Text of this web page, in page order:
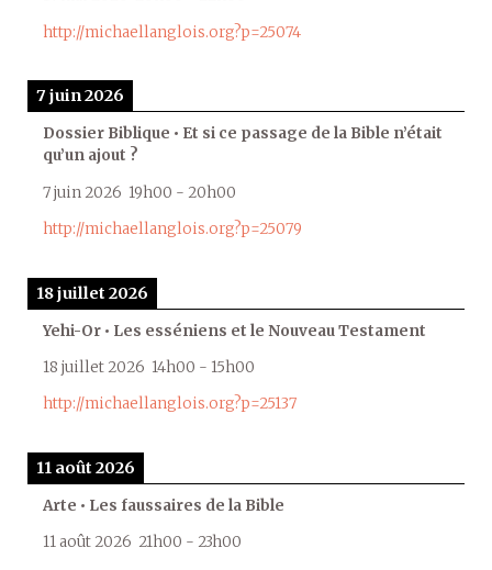
http://michaellanglois.org?p=25074
7 juin 2026
Dossier Biblique • Et si ce passage de la Bible n’était
qu’un ajout ?
7 juin 2026 19h00 - 20h00
http://michaellanglois.org?p=25079
18 juillet 2026
Yehi-Or • Les esséniens et le Nouveau Testament
18 juillet 2026 14h00 - 15h00
http://michaellanglois.org?p=25137
11 août 2026
Arte • Les faussaires de la Bible
11 août 2026 21h00 - 23h00